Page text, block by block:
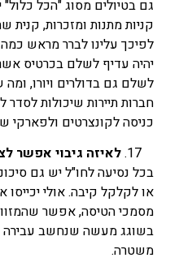
גם בטיולים מסוג "הכל כלול"
קניות מתנות ומזכרות, קנית
לפיכך עלינו לברר מראש
יהיה עדיף לשלם בכרטיס
לשלם גם בדולרים ויורו,
חברות תיירות שיכולות לסדר
כניסה לקונצרטים ולפארקי
לאיזה גיבוי אפשר
בכל נסיעה לחו"ל יש גם
או לקלקל קיבה. אולי יכייסו
מסמכי הטיסה, אפשר
בשוגג מעשה שנחשב עבירה
משטרה.